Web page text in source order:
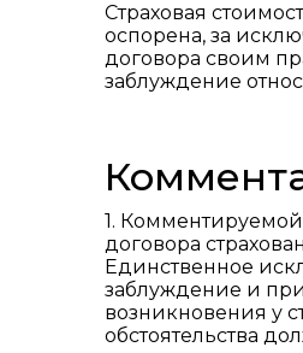
Страховая
оспорена, за
договора своим
заблуждение
1. Комментируемой
договора
Единственное
заблуждение и
возникновения у
обстоятельства